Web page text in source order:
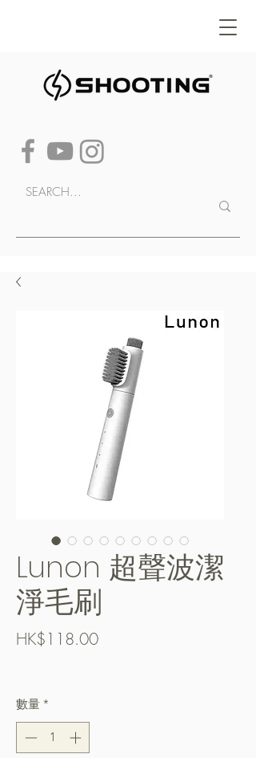
Lunon 超聲波潔
淨毛刷
HK$118.00價
數量 *